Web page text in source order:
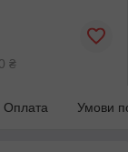
₴
Оплата Умови